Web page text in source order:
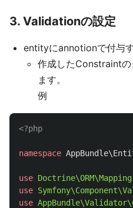
3. Validationの設定
entityにannotionで付与
作成したConstraint
ます。
例
<?php
namespace
use Doctrine\ORM\Mapping
use
use